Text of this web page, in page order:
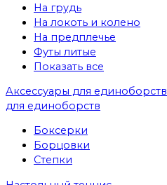
На грудь
На локоть и колено
На предплечье
Футы литые
Показать все
Аксессуары для единоборств
для единоборств
Боксерки
Борцовки
Степки